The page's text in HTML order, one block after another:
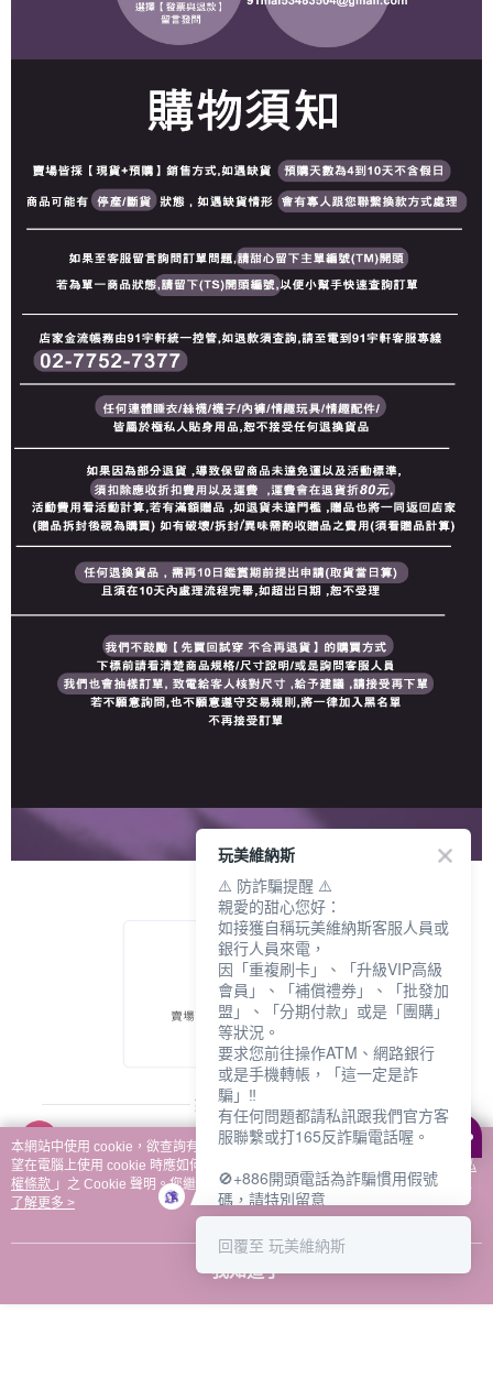
本網站中使用 cookie，欲查詢有關本網站使用 cookie 方式之詳情，及若您不希
望在電腦上使用 cookie 時應如何變更電腦的 cookie 設定，請參閱本網站「
隱私
權條款 」之 Cookie 聲明。您繼續使用本網站即表示您同意本公司得按本網站使
用條款之 Cookie 聲明使用 cookie。
了解更多 >
我知道了
玩美維納斯
⚠️ 防詐騙提醒 ⚠️
親愛的甜心您好：
如接獲自稱玩美維納斯客服人員或
銀行人員來電，
因「重複刷卡」、「升級VIP高級
會員」、「補償禮券」、「批發加
盟」、「分期付款」或是「團購」
等狀況。
要求您前往操作ATM、網路銀行
或是手機轉帳，「這一定是詐
騙」‼️
有任何問題都請私訊跟我們官方客
服聯繫或打165反詐騙電話喔。
🚫+886開頭電話為詐騙慣用假號
碼，請特別留意
－－－－－－－－－－－－
如何聯繫玩美維納斯客服?
📆週一至週五
⏰上午 8:30-下午17:30
回覆至 玩美維納斯